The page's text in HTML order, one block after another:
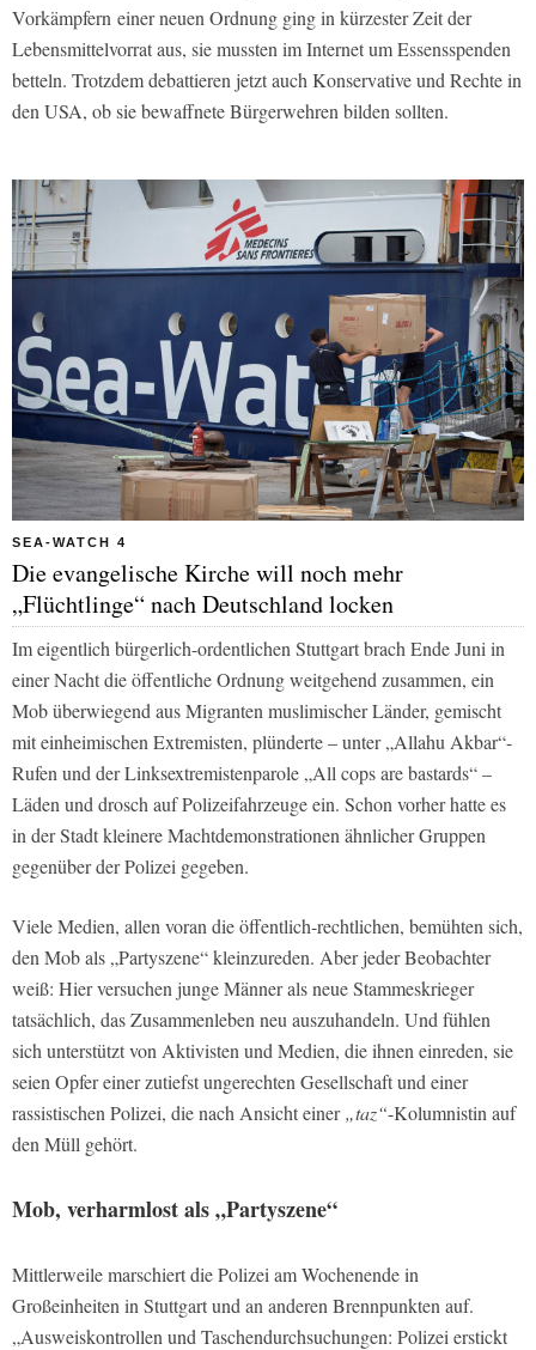
Vorkämpfern einer neuen Ordnung ging in kürzester Zeit der
Lebensmittelvorrat aus, sie mussten im Internet um Essensspenden
betteln. Trotzdem debattieren jetzt auch Konservative und Rechte in
den USA, ob sie bewaffnete Bürgerwehren bilden sollten.
SEA-WATCH 4
Die evangelische Kirche will noch mehr
„Flüchtlinge“ nach Deutschland locken
Im eigentlich bürgerlich-ordentlichen Stuttgart brach Ende Juni in
einer Nacht die öffentliche Ordnung weitgehend zusammen, ein
Mob überwiegend aus Migranten muslimischer Länder, gemischt
mit einheimischen Extremisten, plünderte – unter „Allahu Akbar“-
Rufen und der Linksextremistenparole „All cops are bastards“ –
Läden und drosch auf Polizeifahrzeuge ein. Schon vorher hatte es
in der Stadt kleinere Machtdemonstrationen ähnlicher Gruppen
gegenüber der Polizei gegeben.
Viele Medien, allen voran die öffentlich-rechtlichen, bemühten sich,
den Mob als „Partyszene“ kleinzureden. Aber jeder Beobachter
weiß: Hier versuchen junge Männer als neue Stammeskrieger
tatsächlich, das Zusammenleben neu auszuhandeln. Und fühlen
sich unterstützt von Aktivisten und Medien, die ihnen einreden, sie
seien Opfer einer zutiefst ungerechten Gesellschaft und einer
rassistischen Polizei, die nach Ansicht einer„taz“-Kolumnistin auf
den Müll gehört.
Mob, verharmlost als „Partyszene“
Mittlerweile marschiert die Polizei am Wochenende in
Großeinheiten in Stuttgart und an anderen Brennpunkten auf.
„Ausweiskontrollen und Taschendurchsuchungen: Polizei erstickt